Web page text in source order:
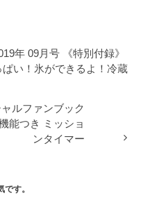
年 09月号 《特別付録》
い！氷ができるよ！冷蔵
ルファンブック
能つき ミッショ
ンタイマー
す。